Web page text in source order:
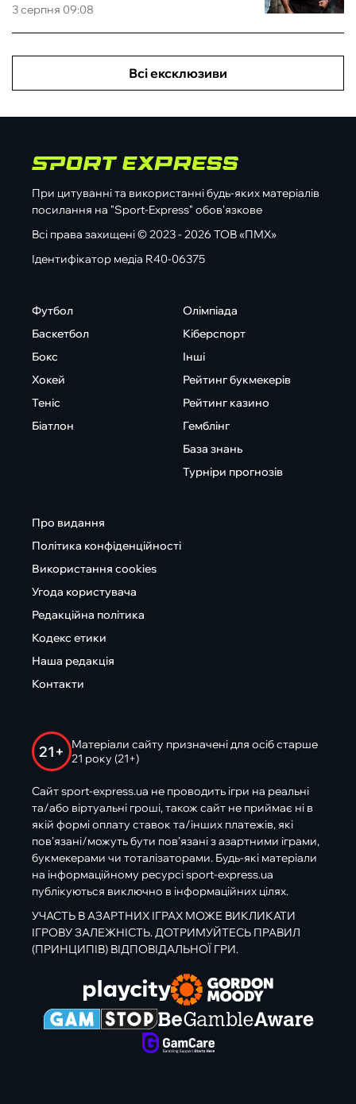
3 серпня 09:08
Всі ексклюзиви
При цитуванні та використанні будь-яких матеріалів
посилання на "Sport-Express" обов'язкове
Всі права захищені © 2023 - 2026 ТОВ «ПМХ»
Ідентифікатор медіа R40-06375
Футбол
Баскетбол
Бокс
Хокей
Теніс
Біатлон
Олімпіада
Кіберспорт
Інші
Рейтинг букмекерів
Рейтинг казино
Гемблінг
База знань
Турніри прогнозів
Про видання
Політика конфіденційності
Використання cookies
Угода користувача
Редакційна політика
Кодекс етики
Наша редакція
Контакти
21+
Матеріали сайту призначені для осіб старше
21 року (21+)
Сайт sport-express.ua не проводить ігри на реальні
та/або віртуальні гроші, також сайт не приймає ні в
якій формі оплату ставок та/інших платежів, які
пов’язані/можуть бути пов’язані з азартними іграми,
букмекерами чи тоталізаторами. Будь-які матеріали
на інформаційному ресурсі sport-express.ua
публікуються виключно в інформаційних цілях.
УЧАСТЬ В АЗАРТНИХ ІГРАХ МОЖЕ ВИКЛИКАТИ
ІГРОВУ ЗАЛЕЖНІСТЬ. ДОТРИМУЙТЕСЬ ПРАВИЛ
(ПРИНЦИПІВ) ВІДПОВІДАЛЬНОЇ ГРИ.